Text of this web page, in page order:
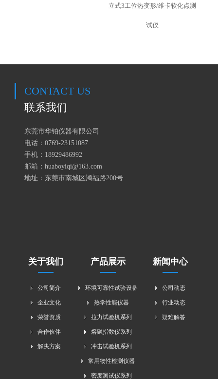
立式3工位热变形/维卡软化点测
试仪
CONTACT US
联系我们
东莞市华铂仪器有限公司
电话：0769-23151087
手机：18929486992
邮箱：huaboyiqi@163.com
地址：东莞市南城区鸿福路200号
关于我们
公司简介
企业文化
荣誉资质
合作伙伴
解决方案
产品展示
环境可靠性试验设备
热学性能仪器
拉力试验机系列
熔融指数仪系列
冲击试验机系列
常用物性检测仪器
密度测试仪系列
新闻中心
公司动态
行业动态
疑难解答